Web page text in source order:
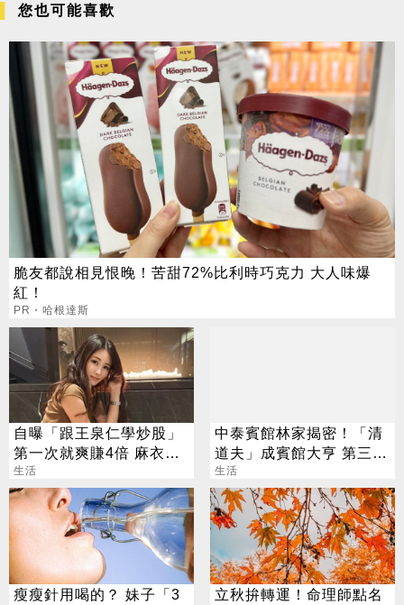
您也可能喜歡
脆友都說相見恨晚！苦甜72%比利時巧克力 大人味爆
紅！
PR・哈根達斯
自曝「跟王泉仁學炒股」
第一次就爽賺4倍 麻衣：
感謝指導
生活
中泰賓館林家揭密！「清
道夫」成賓館大亨 第三代
還建東方文華
生活
瘦瘦針用喝的？ 妹子「3
立秋拚轉運！命理師點名